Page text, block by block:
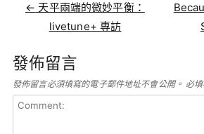
Post navigation
← 天平兩端的微妙平衡：
livetune+ 專訪
發佈留言
發佈留言必須填寫的電子郵件地址不會公開。 必